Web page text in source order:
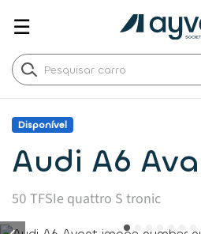
☰
Disponível
Audi A6
50 TFSIe quattro S tronic